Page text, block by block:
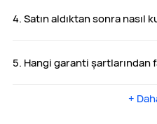
4. Satın aldıktan sonra nasıl
5. Hangi garanti şartlarından
+